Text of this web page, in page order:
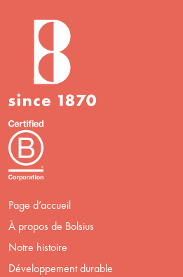
Page d’accueil
À propos de Bolsius
Notre histoire
Développement durable